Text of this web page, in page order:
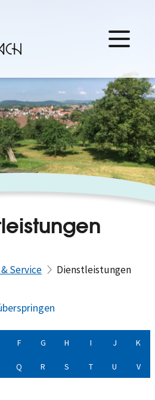
Service Dienstleistungen
F G H I J K
Q R S T U V